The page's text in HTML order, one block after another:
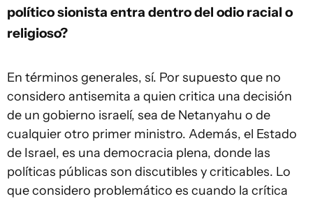
político sionista entra dentro del odio racial o
religioso?
En términos generales, sí. Por supuesto que no
considero antisemita a quien critica una decisión
de un gobierno israelí, sea de Netanyahu o de
cualquier otro primer ministro. Además, el Estado
de Israel, es una democracia plena, donde las
políticas públicas son discutibles y criticables. Lo
que considero problemático es cuando la crítica